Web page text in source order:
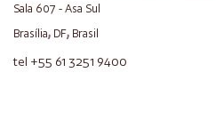
Sala 607 - Asa Sul
Brasília, DF, Brasil
tel +55 61 3251 9400